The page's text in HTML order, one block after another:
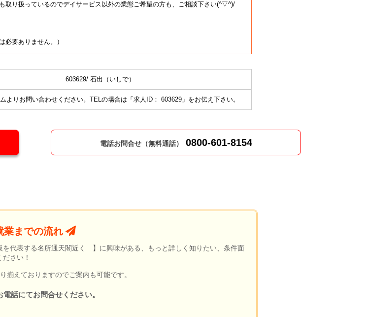
取り扱っているのでデイサービス以外の業態ご希望の方も、ご相談下さい(^▽^)/
必要ありません。）
603629/ 石出（いしで）
よりお問い合わせください。 TELの場合は「求人ID： 603629」をお伝え下さい。
電話お問合せ（無料通話） 0800-601-8154
業までの流れ
代表する名所通天閣近く 】に興味がある、もっと詳しく知りたい、条件面
さい！
揃えておりますのでご案内も可能です。
話にてお問合せください。